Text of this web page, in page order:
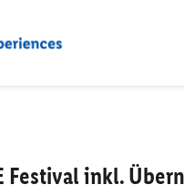
Festival inkl.